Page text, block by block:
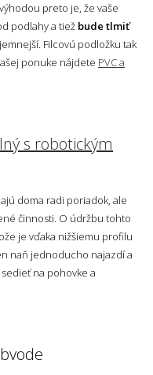
preto je, že vaše
podlahy a tiež bude tlmiť
Filcovú podložku tak
ponuke nájdete PVC a
s robotickým
doma radi poriadok, ale
činnosti. O údržbu tohto
je vďaka nižšiemu profilu
naň jednoducho najazdí a
na pohovke a